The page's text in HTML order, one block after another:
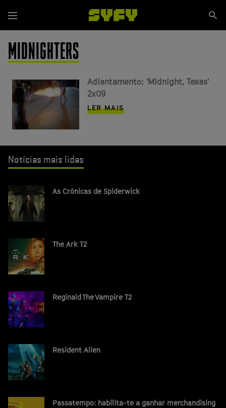
para
o
conteúdo
principal
Menu
MIDNIGHTERS
Adiantamento: 'Midnight, Texas'
2x09
LER MAIS
Notícias mais lidas
As Crónicas de Spiderwick
The Ark T2
Reginald The Vampire T2
Resident Alien
Passatempo: habilita-te a ganhar merchandising